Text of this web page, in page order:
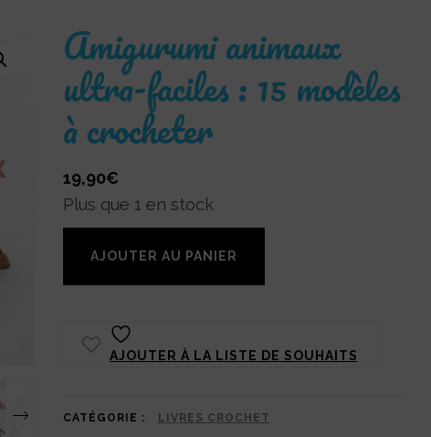
›
Amigurumi animaux
ultra-faciles : 15 modèles
à crocheter
19,90€
Plus que 1 en stock
animaux
:
AJOUTER AU PANIER
AJOUTER À LA LISTE DE SOUHAITS
CATÉGORIE : LIVRES CROCHET